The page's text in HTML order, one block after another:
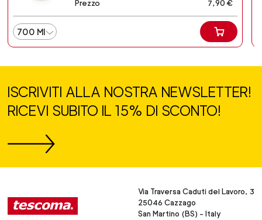
Prezzo
7,90 €
700 MI
ISCRIVITI ALLA NOSTRA NEWSLETTER!
RICEVI SUBITO IL 15% DI SCONTO!
Via Traversa Caduti del Lavoro, 3
25046 Cazzago
San Martino (BS) - Italy